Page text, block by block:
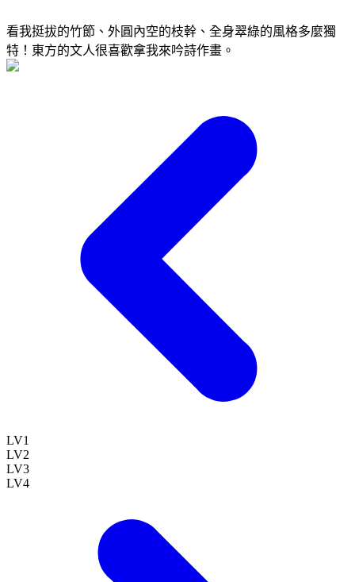
看我挺拔的竹節、外圓內空的枝幹、全身翠綠的風格多麼獨
特！東方的文人很喜歡拿我來吟詩作畫。
LV1
LV2
LV3
LV4